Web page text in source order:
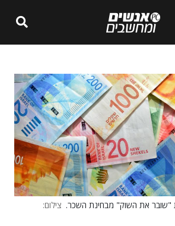
"שובר את השוק" מבחינת השכר. צילום: